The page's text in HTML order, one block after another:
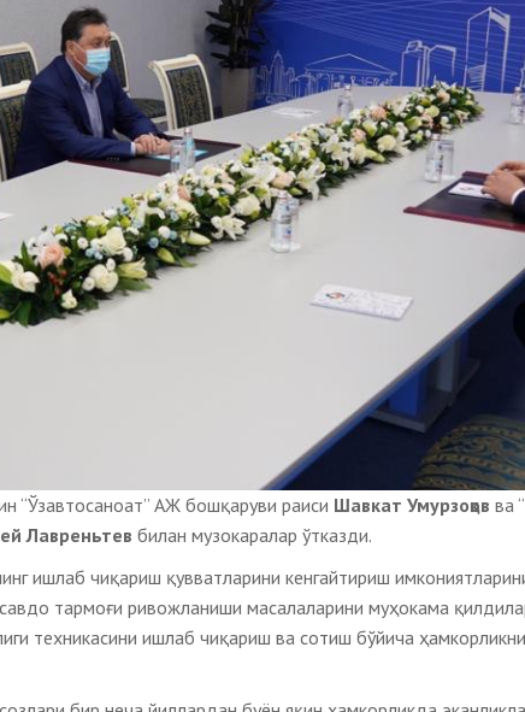
АЖ бошқаруви раиси Шавкат Умурзоқов ва
Лавреньтев билан музокаралар ўтказди.
ишлаб чиқариш қувватларини кенгайтириш
тармоғи ривожланиши масалаларини муҳокама
техникасини ишлаб чиқариш ва сотиш бўйича